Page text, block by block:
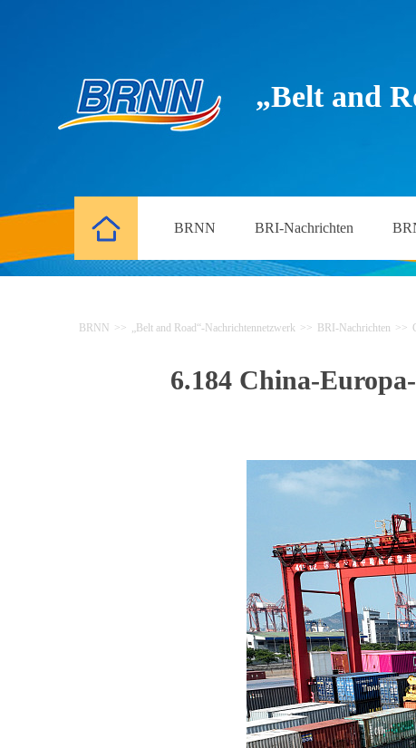
„Belt and
BRNN BRI-Nachrichten
BRNN >> „Belt and Road“-Nachrichtennetzwerk >> BRI-Nachrichten >>
6.184 China-